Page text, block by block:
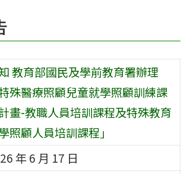
教育部國民及學前教育署辦理
特殊醫療照顧兒童就學照顧訓練課
畫-教職人員培訓課程及特殊教育
照顧人員培訓課程」
年 6 月 17 日